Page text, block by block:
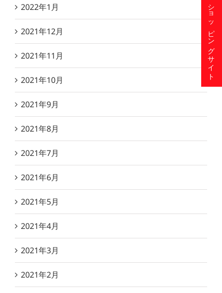
2022年1月
2021年12月
2021年11月
2021年10月
2021年9月
2021年8月
2021年7月
2021年6月
2021年5月
2021年4月
2021年3月
2021年2月
ショッピングサイト